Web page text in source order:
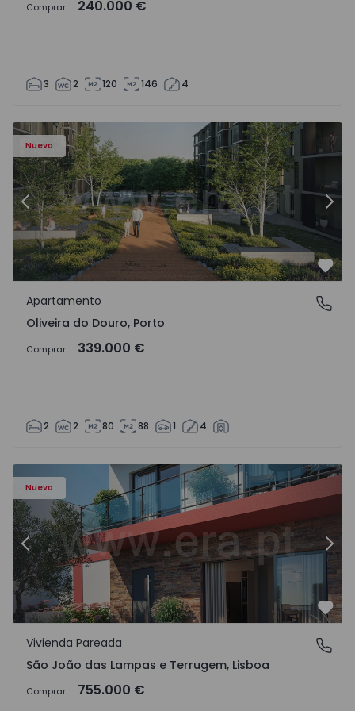
Comprar 240.000 €
3 2 120 146 4
Nuevo
1575522 - 8
Apartamento T2 Vila Nova de Gaia, Oliveira do Douro -
Anterior
Oliveira do Douro, Porto
Apartamento
Oliveira do Douro, Porto
Comprar 339.000 €
2 2 80 88 1 4
Nuevo
Anterior
São João das Lampas e Terrugem, Lisboa
Vivienda Pareada
São João das Lampas e Terrugem, Lisboa
Comprar 755.000 €